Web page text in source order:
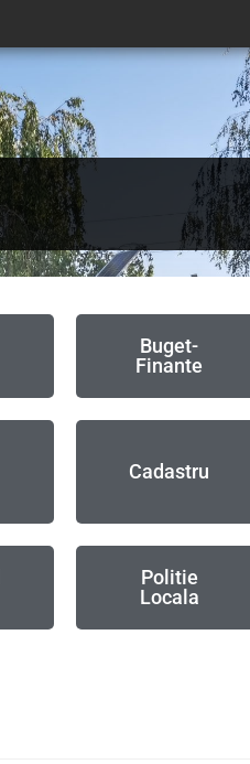
Buget-
Finante
Cadastru
Politie
Locala